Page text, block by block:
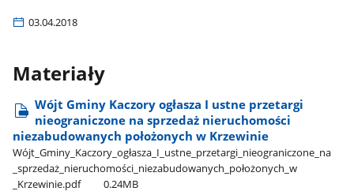
03.04.2018
Materiały
Wójt Gminy Kaczory ogłasza I ustne przetargi
nieograniczone na sprzedaż nieruchomości
niezabudowanych położonych w Krzewinie
Wójt​_Gminy​_Kaczory​_ogłasza​_I​_ustne​_przetargi​_nieograniczone​_na​
_sprzedaż​_nieruchomości​_niezabudowanych​_położonych​_w​
_Krzewinie.pdf
0.24MB